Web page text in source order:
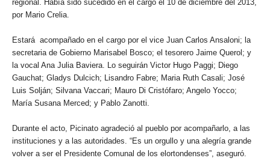
regional. Había sido sucedido en el cargo el 10 de diciembre del 2013,
por Mario Crelia.
Estará acompañado en el cargo por el vice Juan Carlos Ansaloni; la
secretaria de Gobierno Marisabel Bosco; el tesorero Jaime Querol; y
la vocal Ana Julia Baviera. Lo seguirán Victor Hugo Paggi; Diego
Gauchat; Gladys Dulcich; Lisandro Fabre; Maria Ruth Casali; José
Luis Solján; Silvana Vaccari; Mauro Di Cristófaro; Angelo Yocco;
María Susana Merced; y Pablo Zanotti.
Durante el acto, Picinato agradeció al pueblo por acompañarlo, a las
instituciones y a las autoridades. “Es un orgullo y una alegría grande
volver a ser el Presidente Comunal de los elortondenses”, aseguró.